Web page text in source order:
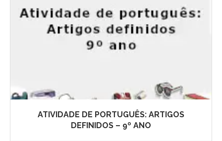
ATIVIDADE DE PORTUGUÊS: ARTIGOS
DEFINIDOS – 9º ANO